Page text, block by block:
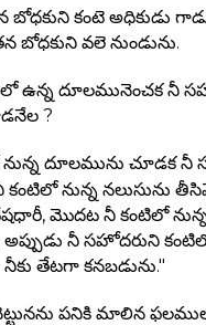
బోధకుని కంటె అధికుడు
బోధకుని వలె నుండును.
ఉన్న దూలమునెంచక నీ
?
నున్న దూలమును చూడక
నున్న నలుసును
మొదట నీ కంటిలో
నీ సహోదరుని కంటిలో
తేటగా కనబడును."
పనికి మాలిన